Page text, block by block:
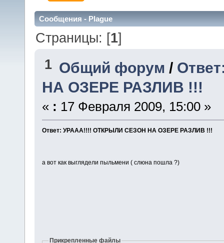
Сообщения - Plague
Страницы: [1]
1 Общий форум /
НА ОЗЕРЕ РАЗЛИВ !!!
« : 17 Февраля 2009, 15:00 »
Ответ: УРААА!!!! ОТКРЫЛИ СЕЗОН НА ОЗЕРЕ РАЗЛИВ !!!
а вот как выглядели пыльмени ( слюна пошла ?)
Прикрепленные файлы